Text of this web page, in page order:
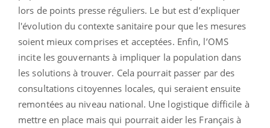
lors de points presse réguliers. Le but est d’expliquer
l'évolution du contexte sanitaire pour que les mesures
soient mieux comprises et acceptées. Enfin, l’OMS
incite les gouvernants à impliquer la population dans
les solutions à trouver. Cela pourrait passer par des
consultations citoyennes locales, qui seraient ensuite
remontées au niveau national. Une logistique difficile à
mettre en place mais qui pourrait aider les Français à